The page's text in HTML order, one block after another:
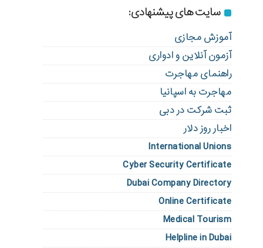
سایت های پیشنهادی:
آموزش مجازی
آزمون آنلاین و ادواری
راهنمای مهاجرت
مهاجرت به اسپانیا
ثبت شرکت در دبی
اخبار روز دلار
International Unions
Cyber Security Certificate
Dubai Company Directory
Online Certificate
Medical Tourism
Helpline in Dubai